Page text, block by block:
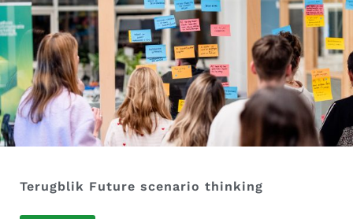
Terugblik Future scenario thinking